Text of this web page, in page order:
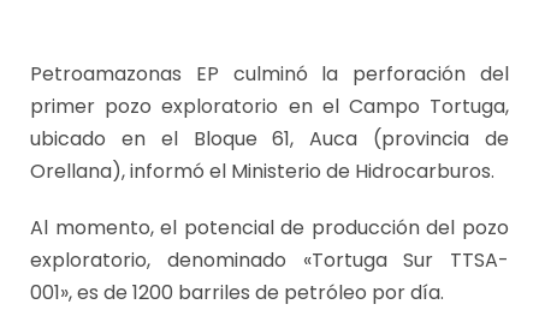
Petroamazonas EP culminó la perforación del
primer pozo exploratorio en el Campo Tortuga,
ubicado en el Bloque 61, Auca (provincia de
Orellana), informó el Ministerio de Hidrocarburos.
Al momento, el potencial de producción del pozo
exploratorio, denominado «Tortuga Sur TTSA-
001», es de 1200 barriles de petróleo por día.